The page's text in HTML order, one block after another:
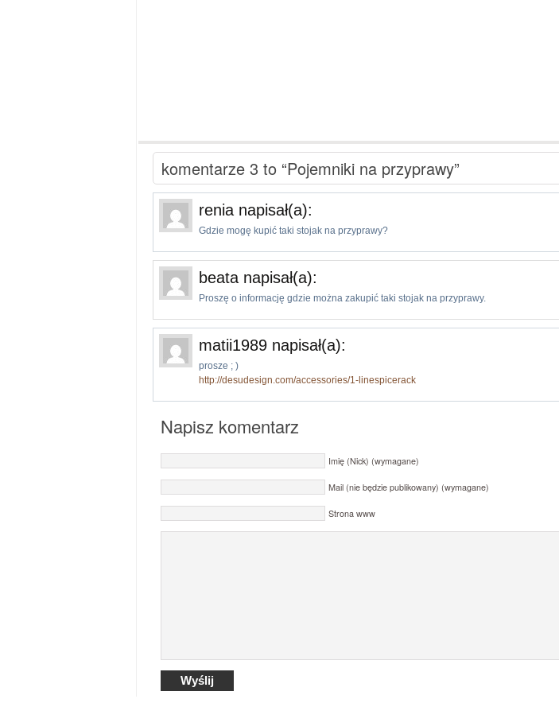
komentarze 3 to “Pojemniki na przyprawy”
renia napisał(a):
Gdzie mogę kupić taki stojak na przyprawy?
beata napisał(a):
Proszę o informację gdzie można zakupić taki stojak na przyprawy.
matii1989 napisał(a):
prosze ; )
http://desudesign.com/accessories/1-linespicerack
Napisz komentarz
Imię (Nick) (wymagane)
Mail (nie będzie publikowany) (wymagane)
Strona www